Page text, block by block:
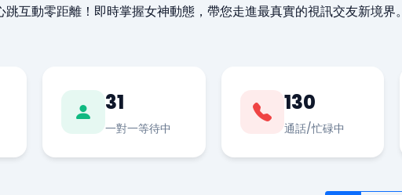
互動零距離！即時掌握女神動態，帶您走進最真實的視訊交友新境界。
31
一對一等待中
130
通話/忙碌中